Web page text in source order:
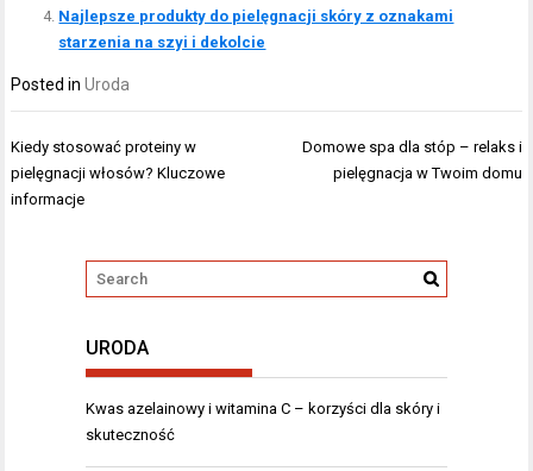
Najlepsze produkty do pielęgnacji skóry z oznakami
starzenia na szyi i dekolcie
Posted inUroda
Nawigacja
wpisu
Kiedy stosować proteiny w
pielęgnacji włosów? Kluczowe
informacje
Domowe spa dla stóp – relaks i
pielęgnacja w Twoim domu
URODA
Kwas azelainowy i witamina C – korzyści dla skóry i
skuteczność